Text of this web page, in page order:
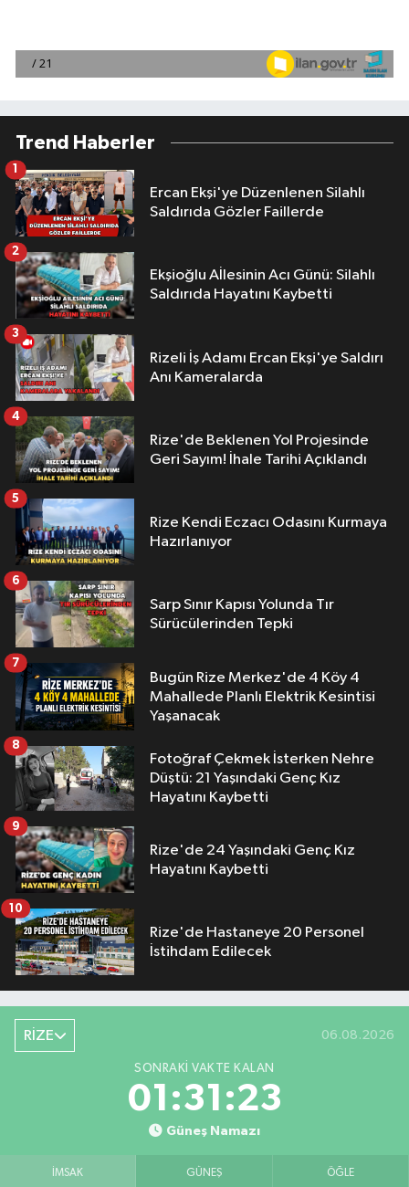
Trend Haberler
Ercan Ekşi'ye Düzenlenen Silahlı
Saldırıda Gözler Faillerde
1
Ekşioğlu Aİlesinin Acı Günü: Silahlı
Saldırıda Hayatını Kaybetti
2
Rizeli İş Adamı Ercan Ekşi'ye Saldırı
Anı Kameralarda
3
Rize'de Beklenen Yol Projesinde
Geri Sayım! İhale Tarihi Açıklandı
4
Rize Kendi Eczacı Odasını Kurmaya
Hazırlanıyor
5
Sarp Sınır Kapısı Yolunda Tır
Sürücülerinden Tepki
6
Bugün Rize Merkez'de 4 Köy 4
Mahallede Planlı Elektrik Kesintisi
Yaşanacak
7
Fotoğraf Çekmek İsterken Nehre
Düştü: 21 Yaşındaki Genç Kız
Hayatını Kaybetti
8
Rize'de 24 Yaşındaki Genç Kız
Hayatını Kaybetti
9
Rize'de Hastaneye 20 Personel
İstihdam Edilecek
10
RİZE 06.08.2026
SONRAKI VAKTE KALAN
01:31:22
Güneş Namazı
İMSAK GÜNEŞ ÖĞLE